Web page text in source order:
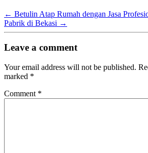
← Betulin Atap Rumah dengan Jasa
Pabrik di Bekasi →
Leave a comment
Your email address will not be published.
marked *
Comment *